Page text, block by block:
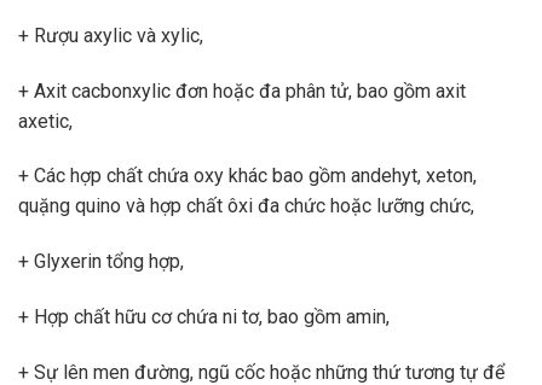
+ Rượu axylic và xylic,
+ Axit cacbonxylic đơn hoặc đa phân tử, bao gồm axit
axetic,
+ Các hợp chất chứa oxy khác bao gồm andehyt, xeton,
quặng quino và hợp chất ôxi đa chức hoặc lưỡng chức,
+ Glyxerin tổng hợp,
+ Hợp chất hữu cơ chứa ni tơ, bao gồm amin,
+ Sự lên men đường, ngũ cốc hoặc những thứ tương tự để